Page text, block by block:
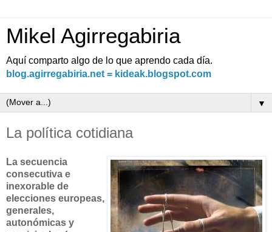
Mikel Agirregabiria
Aquí comparto algo de lo que aprendo cada día.
blog.agirregabiria.net = kideak.blogspot.com
▼
La política cotidiana
La secuencia
consecutiva e
inexorable de
elecciones europeas,
generales,
autonómicas y